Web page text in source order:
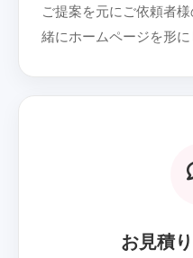
ご提案を元にご依頼者
緒にホームページを形に
お見積